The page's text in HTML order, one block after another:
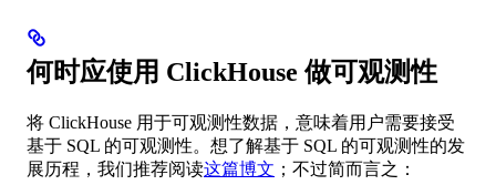
何时应使用 ClickHouse 做可观测性
将 ClickHouse 用于可观测性数据，意味着用户需要接受
基于 SQL 的可观测性。想了解基于 SQL 的可观测性的发
展历程，我们推荐阅读这篇博文 ；不过简而言之：